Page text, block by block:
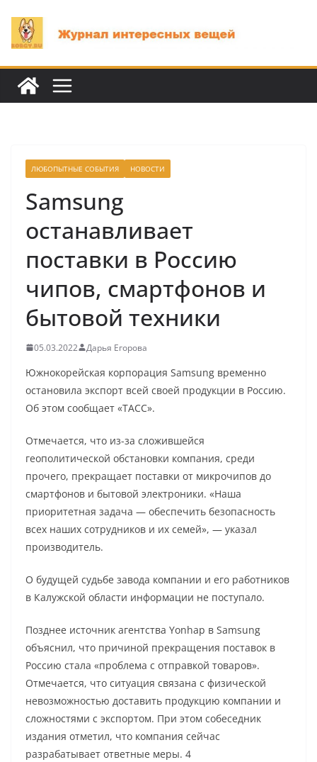
содержимому
ЛЮБОПЫТНЫЕ СОБЫТИЯ НОВОСТИ
Samsung
останавливает
поставки в Россию
чипов, смартфонов и
бытовой техники
05.03.2022 Дарья Егорова
Южнокорейская корпорация Samsung временно
остановила экспорт всей своей продукции в Россию.
Об этом сообщает «ТАСС».
Отмечается, что из-за сложившейся
геополитической обстановки компания, среди
прочего, прекращает поставки от микрочипов до
смартфонов и бытовой электроники. «Наша
приоритетная задача — обеспечить безопасность
всех наших сотрудников и их семей», — указал
производитель.
О будущей судьбе завода компании и его работников
в Калужской области информации не поступало.
Позднее источник агентства Yonhap в Samsung
объяснил, что причиной прекращения поставок в
Россию стала «проблема с отправкой товаров».
Отмечается, что ситуация связана с физической
невозможностью доставить продукцию компании и
сложностями с экспортом. При этом собеседник
издания отметил, что компания сейчас
разрабатывает ответные меры. 4